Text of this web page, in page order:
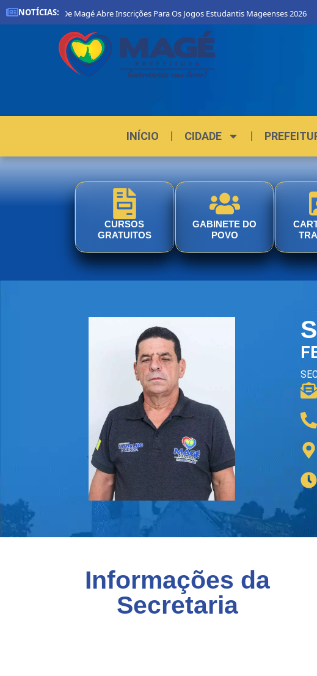
NOTÍCIAS:
Prefeitura De Magé Abre Inscrições Para Os Jogos Estudantis Mageenses 2026
INÍCIO CIDADE
CURSOS
GRATUITOS
GABINETE DO
POVO
Informações da
Secretaria